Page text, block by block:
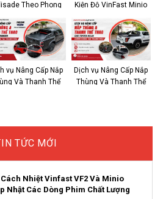
Theo Phong
Dặm Bình An
Kiện Độ VinFast Minio
Nay
vụ Nâng Cấp Nắp
Và Thanh Thể
Dịch vụ Nâng Cấp Nắp
Thùng Và Thanh Thể
TỨC MỚI
Nhiệt Vinfast VF2 Và Minio
Nhật Các Dòng Phim Chất Lượng